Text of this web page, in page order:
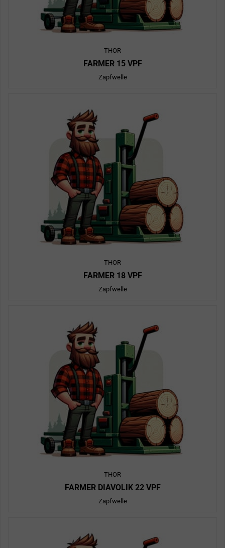
THOR
FARMER 15 VPF
Zapfwelle
THOR
FARMER 18 VPF
Zapfwelle
THOR
FARMER DIAVOLIK 22 VPF
Zapfwelle